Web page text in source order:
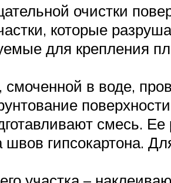
очистки
которые
для крепления
в воде,
смесь.
швов гипсокартона.